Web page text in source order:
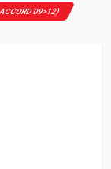
09>12)